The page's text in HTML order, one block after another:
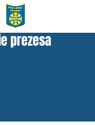
prezesa